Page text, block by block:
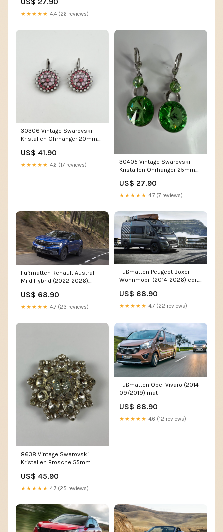
US$ 27.90
★★★★★ 4.4 (26 reviews)
30306 Vintage Swarovski
Kristallen Ohrhänger 20mm
US$ 41.90
★★★★★ 4.6 (17 reviews)
30405 Vintage Swarovski
Kristallen Ohrhänger 25mm
US$ 27.90
★★★★★ 4.7 (7 reviews)
Fußmatten Renault Austral
Mild Hybrid (2022-2026)
Fersenverstärkung:Maßanfertigung
US$ 68.90
★★★★★ 4.7 (23 reviews)
Fußmatten Peugeot Boxer
Wohnmobil (2014-2026) edit-
US$ 68.90
★★★★★ 4.7 (22 reviews)
8638 Vintage Swarovski
Kristallen Brosche 55mm
US$ 45.90
★★★★★ 4.7 (25 reviews)
Fußmatten Opel Vivaro (2014-
09/2019) mat
US$ 68.90
★★★★★ 4.6 (12 reviews)